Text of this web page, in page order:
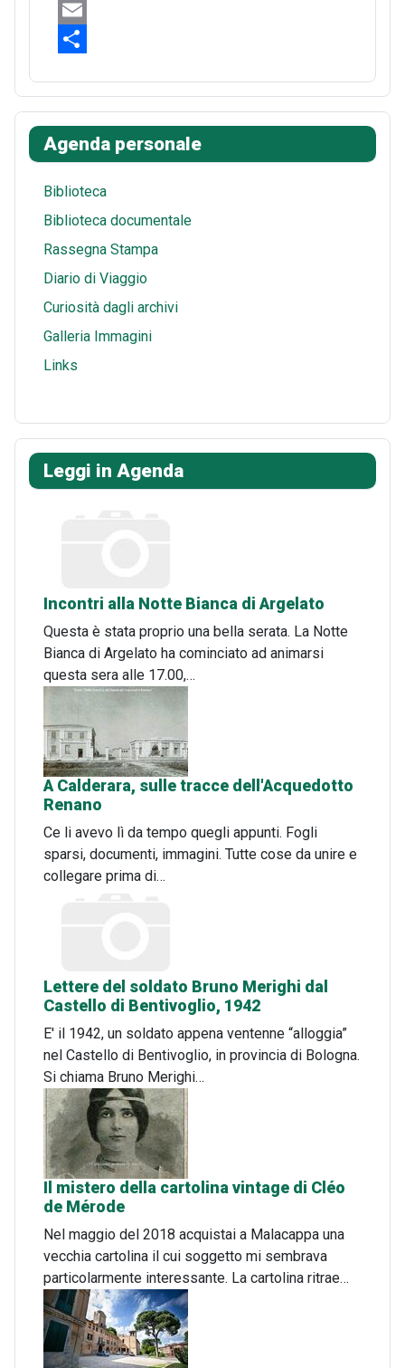
e
b
o
k
n
r
e
s
t
e
d
i
t
W
h
t
s
A
p
p
E
a
i
l
h
a
r
e
Agenda personale
Biblioteca
Biblioteca documentale
Rassegna Stampa
Diario di Viaggio
Curiosità dagli archivi
Galleria Immagini
Links
Leggi in Agenda
Incontri alla Notte Bianca di Argelato
Questa è stata proprio una bella serata. La Notte
Bianca di Argelato ha cominciato ad animarsi
questa sera alle 17.00,…
A Calderara, sulle tracce dell'Acquedotto
Renano
Ce li avevo lì da tempo quegli appunti. Fogli
sparsi, documenti, immagini. Tutte cose da unire e
collegare prima di…
Lettere del soldato Bruno Merighi dal
Castello di Bentivoglio, 1942
E' il 1942, un soldato appena ventenne “alloggia”
nel Castello di Bentivoglio, in provincia di Bologna.
Si chiama Bruno Merighi…
Il mistero della cartolina vintage di Cléo
de Mérode
Nel maggio del 2018 acquistai a Malacappa una
vecchia cartolina il cui soggetto mi sembrava
particolarmente interessante. La cartolina ritrae…